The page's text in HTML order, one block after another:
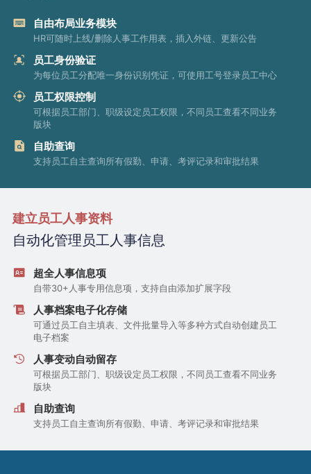
自由布局业务模块
HR可随时上线/删除人事工作用表，插入外链、更新公告
员工身份验证
为每位员工分配唯一身份识别凭证，可使用工号登录员工中心
员工权限控制
可根据员工部门、职级设定员工权限，不同员工查看不同业务
版块
自助查询
支持员工自主查询所有假勤、申请、考评记录和审批结果
建立员工人事资料
自动化管理员工人事信息
超全人事信息项
自带30+人事专用信息项，支持自由添加扩展字段
人事档案电子化存储
可通过员工自主填表、文件批量导入等多种方式自动创建员工
电子档案
人事变动自动留存
可根据员工部门、职级设定员工权限，不同员工查看不同业务
版块
自助查询
支持员工自主查询所有假勤、申请、考评记录和审批结果